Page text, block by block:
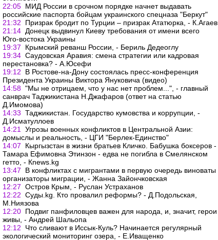
22:05 МИД России в срочном порядке начнет выдавать
российские паспорта бойцам украинского спецназа "Беркут"
21:32
Призрак бродит по Турции – призрак Ататюрка, - К.Агаев
21:14 Донецк выдвинул Киеву требования от имени всего
Юго-востока Украины
19:37
Крымский реванш России, - Бериль Дедеоглу
19:34 Саудовская Аравия: смена стратегии или кадровая
перестановка? - А.Юсефи
19:12
В Ростове-на-Дону состоялась пресс-конференция
Президента Украины Виктора Януковича (видео)
14:58 "Мы не отрицаем, что у нас нет проблем...", - главный
санврач Таджикистана Н.Джафаров (ответ на статью
Д.Имомова)
14:33 Таджикистан. Государство кумовства и коррупции, -
Д.Исматуллоев
14:21
Угрозы военных конфликтов в Центральной Азии:
домыслы и реальность, - ЦГИ "Берлек-Единство"
14:07
Кыргызстан в жизни братьев Кличко. Бабушка боксеров -
Тамара Ефимовна Этинзон - едва не погибла в Смелянском
гетто, - Кnews.kg
13:47
В конфликтах с мигрантами в первую очередь виноваты
организаторы миграции, - Жанна Зайончковская
12:27 Остров Крым, - Руслан Устраханов
12:22 Суды.kg. Кто провалил реформы? - Д.Подольская,
М.Ниязова
12:20 Подвиг панфиловцев важен для народа, и, значит, герои
живы, - Андрей Шальопа
12:12
Что сливают в Иссык-Куль? Начинается регулярный
экологический мониторинг озера, - Е.Иващенко